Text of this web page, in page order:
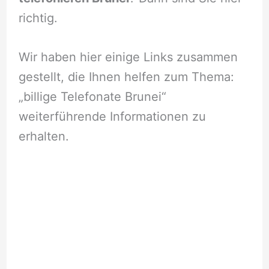
richtig.
Wir haben hier einige Links zusammen
gestellt, die Ihnen helfen zum Thema:
„billige Telefonate Brunei“
weiterführende Informationen zu
erhalten.